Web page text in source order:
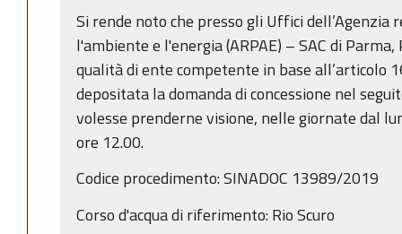
Si rende noto che presso gli Uffici dell’Agenzia
l'ambiente e l'energia (ARPAE) – SAC di
qualità di ente competente in base all’articolo
depositata la domanda di concessione nel
volesse prenderne visione, nelle giornate dal
ore 12.00.
Codice procedimento: SINADOC 13989/2019
Corso d'acqua di riferimento: Rio Scuro